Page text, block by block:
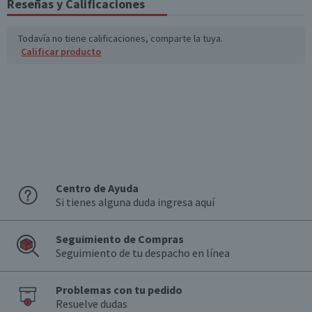
Reseñas y Calificaciones
Todavía no tiene calificaciones, comparte la tuya.
Calificar producto
Centro de Ayuda
Si tienes alguna duda ingresa aquí
Seguimiento de Compras
Seguimiento de tu despacho en línea
Problemas con tu pedido
Resuelve dudas